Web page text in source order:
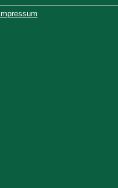
Impressum